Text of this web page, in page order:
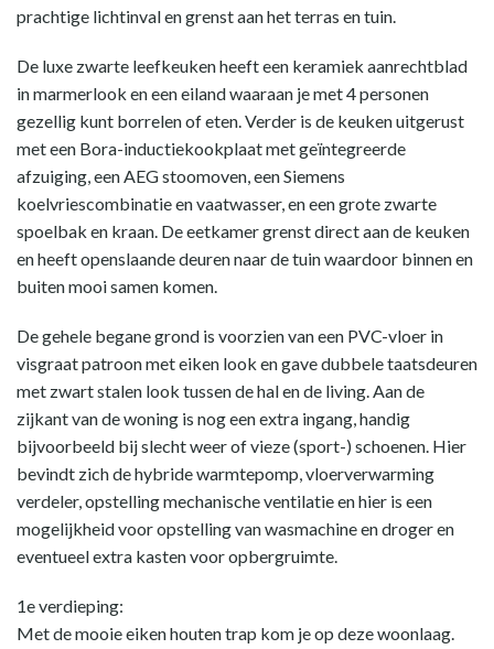
prachtige lichtinval en grenst aan het terras en tuin.
De luxe zwarte leefkeuken heeft een keramiek aanrechtblad
in marmerlook en een eiland waaraan je met 4 personen
gezellig kunt borrelen of eten. Verder is de keuken uitgerust
met een Bora-inductiekookplaat met geïntegreerde
afzuiging, een AEG stoomoven, een Siemens
koelvriescombinatie en vaatwasser, en een grote zwarte
spoelbak en kraan. De eetkamer grenst direct aan de keuken
en heeft openslaande deuren naar de tuin waardoor binnen en
buiten mooi samen komen.
De gehele begane grond is voorzien van een PVC-vloer in
visgraat patroon met eiken look en gave dubbele taatsdeuren
met zwart stalen look tussen de hal en de living. Aan de
zijkant van de woning is nog een extra ingang, handig
bijvoorbeeld bij slecht weer of vieze (sport-) schoenen. Hier
bevindt zich de hybride warmtepomp, vloerverwarming
verdeler, opstelling mechanische ventilatie en hier is een
mogelijkheid voor opstelling van wasmachine en droger en
eventueel extra kasten voor opbergruimte.
1e verdieping:
Met de mooie eiken houten trap kom je op deze woonlaag.